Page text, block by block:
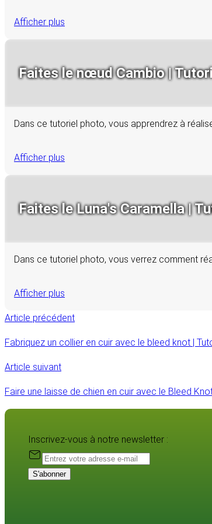
Afficher plus
Faites le nœud Cambio |
Dans ce tutoriel photo, vous apprendrez à
Afficher plus
Faites le Luna's Caramella |
Dans ce tutoriel photo, vous verrez comment
Afficher plus
Article précédent
Fabriquez un collier en cuir avec le bleed knot |
Article suivant
Faire une laisse de chien en cuir avec le Bleed
Inscrivez-vous à notre newsletter :
S'abonner